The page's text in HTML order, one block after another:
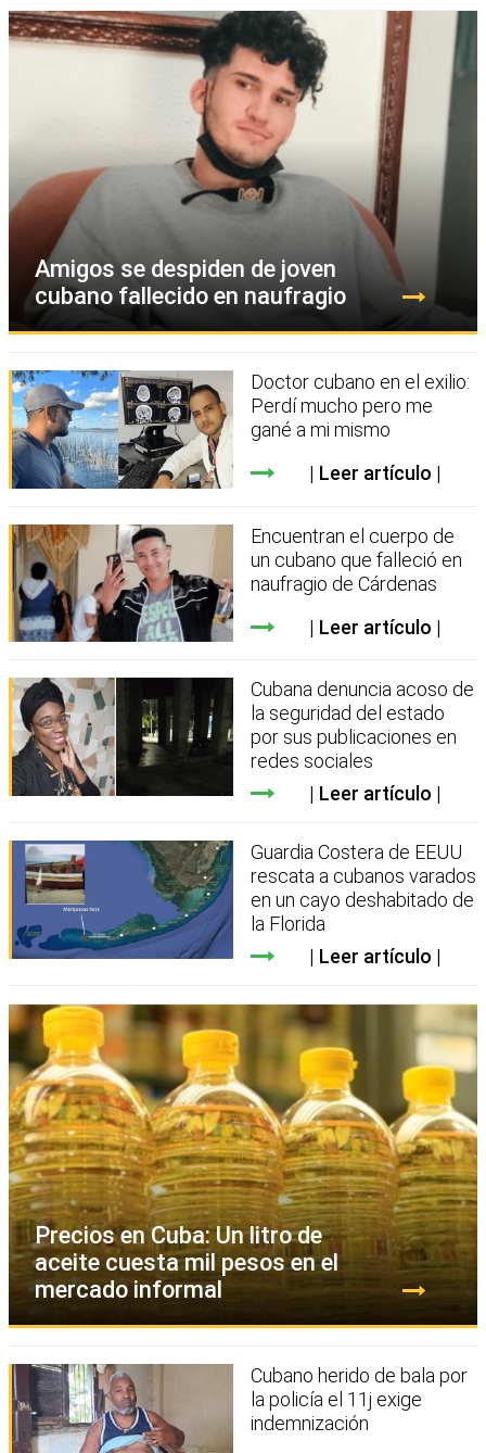
Amigos se despiden de joven
cubano fallecido en naufragio
Doctor cubano en el exilio:
Perdí mucho pero me
gané a mi mismo
Leer artículo
Encuentran el cuerpo de
un cubano que falleció en
naufragio de Cárdenas
Leer artículo
Cubana denuncia acoso de
la seguridad del estado
por sus publicaciones en
redes sociales
Leer artículo
Guardia Costera de EEUU
rescata a cubanos varados
en un cayo deshabitado de
la Florida
Leer artículo
Precios en Cuba: Un litro de
aceite cuesta mil pesos en el
mercado informal
Cubano herido de bala por
la policía el 11j exige
indemnización